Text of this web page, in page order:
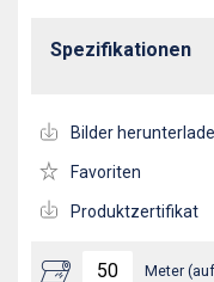
Meter
Spezifikationen
Bilder
Favoriten
Produktzertifikat